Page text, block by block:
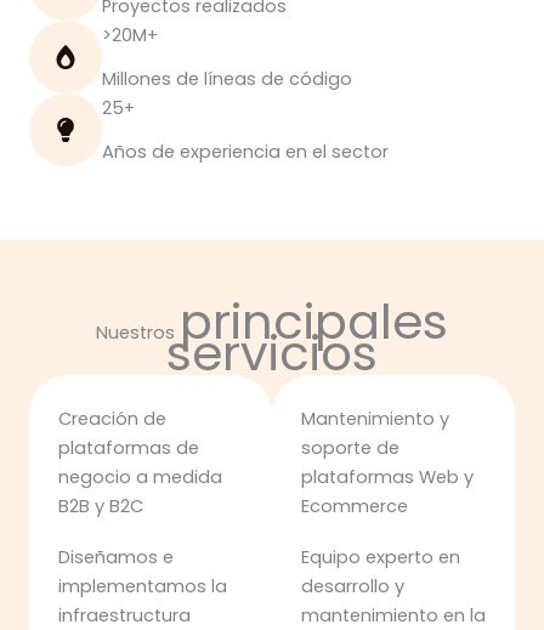
Proyectos realizados
>20M+
Millones de líneas de código
25+
Años de experiencia en el sector
Nuestros principales
servicios
Creación de
plataformas de
negocio a medida
B2B y B2C
Diseñamos e
implementamos la
infraestructura
Mantenimiento y
soporte de
plataformas Web y
Ecommerce
Equipo experto en
desarrollo y
mantenimiento en la